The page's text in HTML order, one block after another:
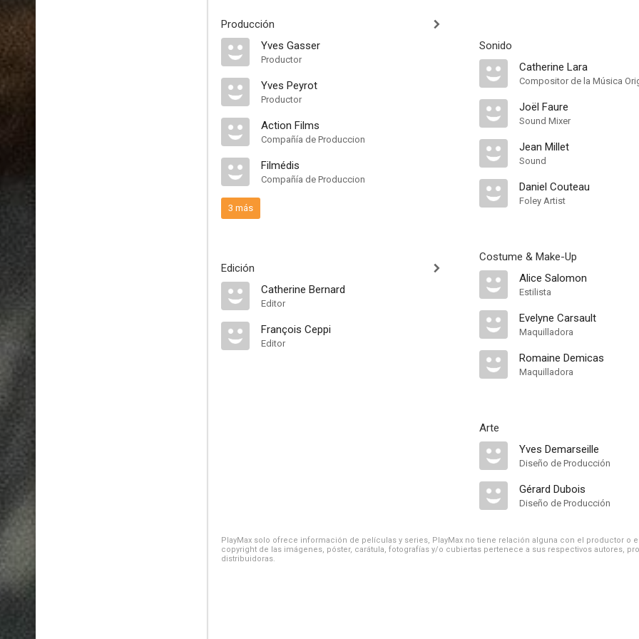
Producción
Yves Gasser
Productor
Yves Peyrot
Productor
Action Films
Compañía de Produccion
Filmédis
Compañía de Produccion
3 más
Edición
Catherine Bernard
Editor
François Ceppi
Editor
Sonido
Catherine Lara
Compositor de la Música
Joël Faure
Sound Mixer
Jean Millet
Sound
Daniel Couteau
Foley Artist
Costume & Make-Up
Alice Salomon
Estilista
Evelyne Carsault
Maquilladora
Romaine Demicas
Maquilladora
Arte
Yves Demarseille
Diseño de Producción
Gérard Dubois
Diseño de Producción
PlayMax solo ofrece información de películas y series, PlayMax no tiene relación alguna con el productor o
copyright de las imágenes, póster, carátula, fotografías y/o cubiertas pertenece a sus respectivos autores,
distribuidoras.